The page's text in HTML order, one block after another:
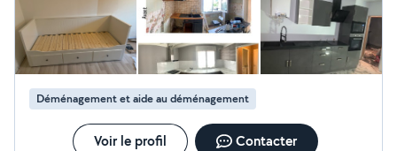
Déménagement et aide au déménagement
Voir le profil Contacter